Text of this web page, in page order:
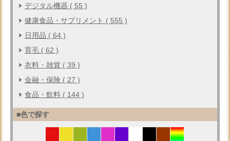
デジタル機器 ( 55 )
健康食品・サプリメント ( 555 )
日用品 ( 64 )
育毛 ( 62 )
衣料・雑貨 ( 39 )
金融・保険 ( 27 )
食品・飲料 ( 144 )
■色で探す